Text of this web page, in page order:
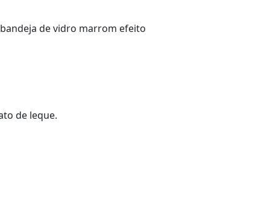
de vidro marrom efeito
de leque.